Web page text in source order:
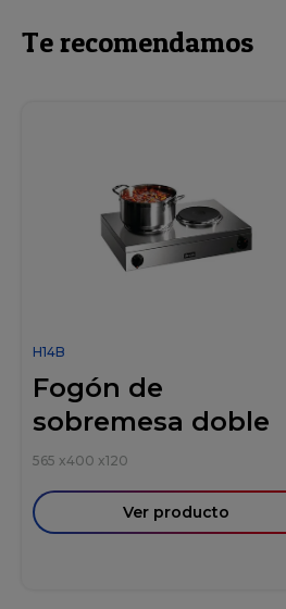
Te recomendamos
H14B
Fogón de
sobremesa doble
565 x400 x120
Ver producto